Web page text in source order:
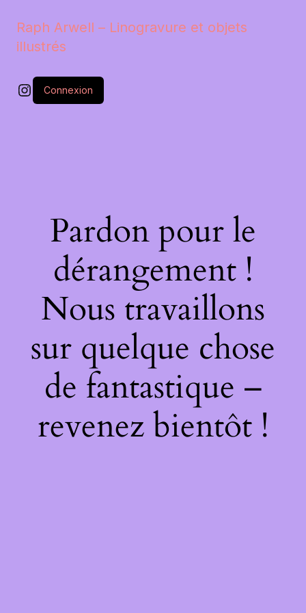
Raph Arwell – Linogravure et objets
illustrés
Instagram
Connexion
Pardon pour le
dérangement !
Nous travaillons
sur quelque chose
de fantastique –
revenez bientôt !